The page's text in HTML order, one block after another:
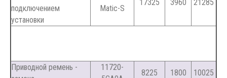
подключением
установки
Matic-S
17325 3960 21285
Приводной ремень -
11720-
8225 1800 10025